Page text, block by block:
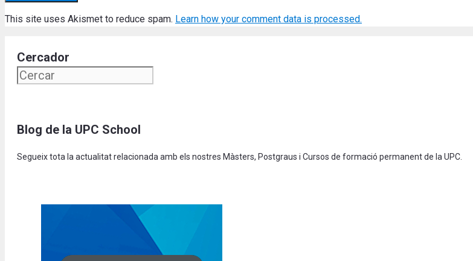
This site uses Akismet to reduce spam. Learn how your comment data is processed.
Cercador
Blog de la UPC School
Segueix tota la actualitat relacionada amb els nostres Màsters, Postgraus i Cursos de formació permanent de la UPC.